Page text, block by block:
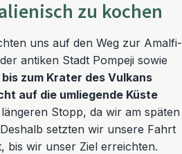
zu kochen
uns auf den Weg zur Amalfi-
antiken Stadt Pompeji sowie
zum Krater des Vulkans
auf die umliegende Küste
Stopp, da wir am späten
setzten wir unsere Fahrt
bis wir unser Ziel erreichten.